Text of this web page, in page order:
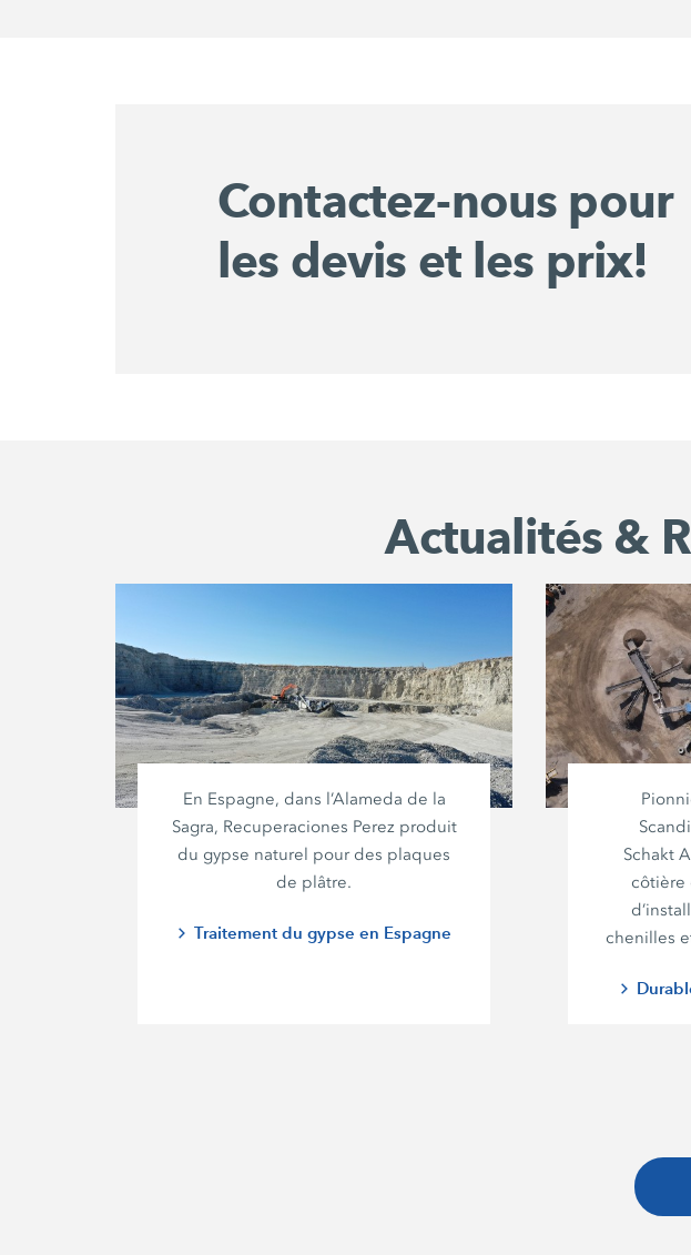
Contactez-nous pour
les devis et les prix!
Actualités &
En Espagne, dans l’Alameda de la
Sagra, Recuperaciones Perezproduit
du gypse naturel pour des plaques
de plâtre.
Traitement du gypse en Espagne
Schakt
côtière
chenilles